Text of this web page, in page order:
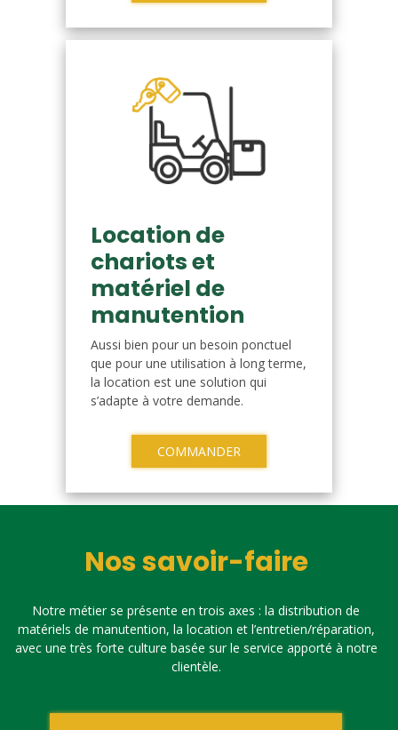
Location de
chariots et
matériel de
manutention
Aussi bien pour un besoin ponctuel
que pour une utilisation à long terme,
la location est une solution qui
s’adapte à votre demande.
COMMANDER
Nos savoir-faire
Notre métier se présente en trois axes : la distribution de
matériels de manutention, la location et l’entretien/réparation,
avec une très forte culture basée sur le service apporté à notre
clientèle.